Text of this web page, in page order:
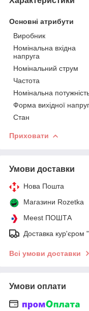
Основні атрибути
Виробник
Номінальна вхідна
напруга
Номінальний струм
Частота
Номінальна
Форма вихідної
Стан
Приховати
Умови доставки
Нова Пошта
Магазини Rozetka
Meest ПОШТА
Доставка кур'єром
Всі умови доставки
Умови оплати